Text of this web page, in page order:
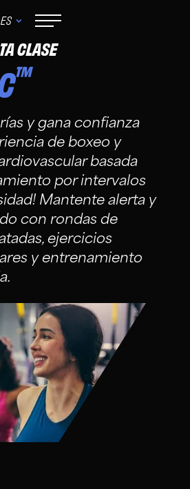
ES
CLASE
™
y gana confianza
de boxeo y
basada
por intervalos
Mantente alerta y
con rondas de
ejercicios
y entrenamiento